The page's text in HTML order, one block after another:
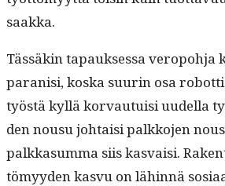
saakka.
Tässäkin tapauk­ses­sa veropo­h­ja
paranisi, kos­ka suurin osa
työstä kyl­lä kor­vau­tu­isi uudel­la
den nousu johtaisi palkko­jen
palkka­sum­ma siis kas­vaisi.
tömyy­den kasvu on lähin­nä